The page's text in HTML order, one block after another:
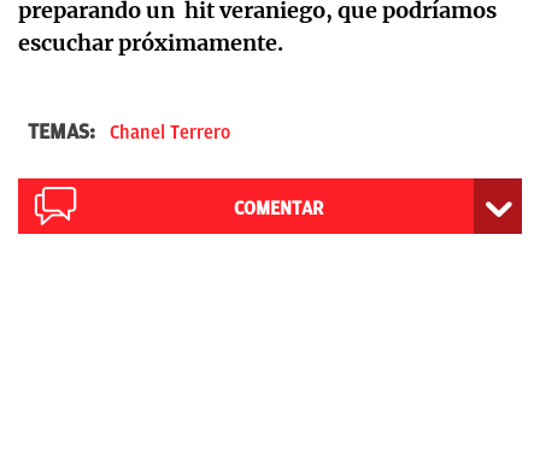
preparando un hit veraniego, que podríamos
escuchar próximamente.
TEMAS: Chanel Terrero
COMENTAR